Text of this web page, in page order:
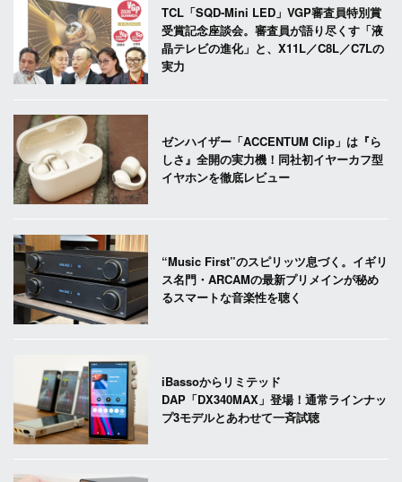
TCL「SQD-Mini LED」VGP審査員特別賞
受賞記念座談会。審査員が語り尽くす「液
晶テレビの進化」と、X11L／C8L／C7Lの
実力
ゼンハイザー「ACCENTUM Clip」は『ら
しさ』全開の実力機！同社初イヤーカフ型
イヤホンを徹底レビュー
“Music First”のスピリッツ息づく。イギリ
ス名門・ARCAMの最新プリメインが秘め
るスマートな音楽性を聴く
iBassoからリミテッド
DAP「DX340MAX」登場！通常ラインナッ
プ3モデルとあわせて一斉試聴